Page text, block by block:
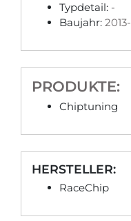
Typdetail: -
Baujahr: 2013-
PRODUKTE:
Chiptuning
HERSTELLER:
RaceChip